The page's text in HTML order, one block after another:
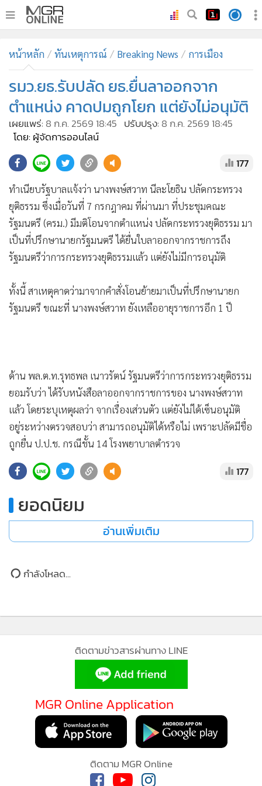
ทันเหตุการณ์
• ภาคใต้
ภูมิภาค
Online Section
บันเทิง
• ผู้จัดการรายวัน
• คอลัมนิสต์
• ละคร
• CbizReview
• Cyber BIZ
• ผู้จัดกวน
• Good health & Well-being
•
Green Innovation & SD
• Management & HR
MGR Live
• ท่องเที่ยว
• กีฬา
• ต่างประเทศ
• Special Scoop
• เศรษฐกิจ-ธุรกิจ
• จีน
• ชุมชน-คุณภาพชีวิต
•
อาชญากรรม
•
•
• SMEs
News1
Gotomanager
หน้าหลัก ทันเหตุการณ์ Breaking News การเมือง
รมว.ยธ.รับปลัด ยธ.ยื่นลาออกจาก
ตำแหน่ง คาดปมถูกโยก แต่ยังไม่อนุมัติ
เผยแพร่: 8 ก.ค. 2569 18:45 ปรับปรุง: 8 ก.ค. 2569 18:45
โดย: ผู้จัดการออนไลน์
177
ทำเนียบรัฐบาลแจ้งว่า นางพงษ์สวาท นีละโยธิน ปลัดกระทรวง
ยุติธรรม ซึ่งเมื่อวันที่ 7 กรกฎาคม ที่ผ่านมา ที่ประชุมคณะ
รัฐมนตรี (ครม.) มีมติโอนจากตำแหน่ง ปลัดกระทรวงยุติธรรม มา
เป็นที่ปรึกษานายกรัฐมนตรี ได้ยื่นใบลาออกจากราชการถึง
รัฐมนตรีว่าการกระทรวงยุติธรรมแล้ว แต่ยังไม่มีการอนุมัติ
ทั้งนี้ สาเหตุคาดว่ามาจากคำสั่งโอนย้ายมาเป็นที่ปรึกษานายก
รัฐมนตรี ขณะที่ นางพงษ์สวาท ยังเหลืออายุราชการอีก 1 ปี
ด้าน พล.ต.ท.รุทธพล เนาวรัตน์ รัฐมนตรีว่าการกระทรวงยุติธรรม
ยอมรับว่า ได้รับหนังสือลาออกจากราชการของ นางพงษ์สวาท
แล้ว โดยระบุเหตุผลว่า จากเรื่องเส่วนตัว แต่ยังไม่ได้เซ็นอนุมัติ
อยู่ระหว่างตรวจสอบว่า สามารถอนุมัติได้หรือไม่ เพราะปลัดมีชื่อ
ถูกยื่น ป.ป.ช. กรณีชั้น 14 โรงพยาบาลตำรวจ
177
ยอดนิยม
อ่านเพิ่มเติม
กำลังโหลด...
ติดตามข่าวสารผ่านทาง LINE
MGR Online Application
ติดตาม MGR Online